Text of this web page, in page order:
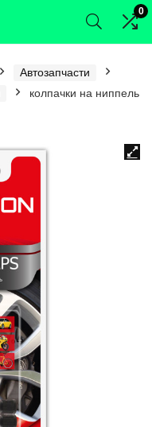
0
Автозапчасти
колпачки на ниппель